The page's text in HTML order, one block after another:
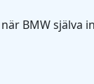
BMW själva